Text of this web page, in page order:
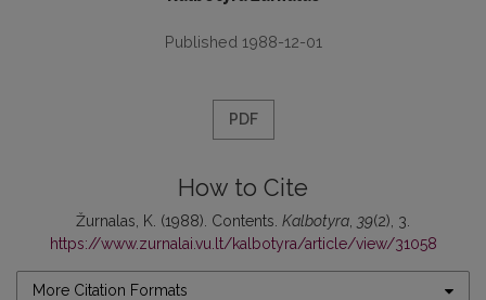
Published 1988-12-01
PDF
How to Cite
Žurnalas, K. (1988). Contents. Kalbotyra 39(2), 3.
https://www.zurnalai.vu.lt/kalbotyra/article/view/31058
More Citation Formats